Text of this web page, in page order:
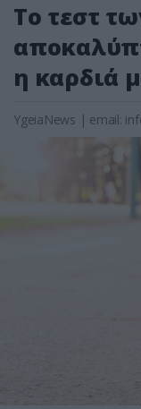
Το τεστ
η καρδιά
YgeiaNews | email: